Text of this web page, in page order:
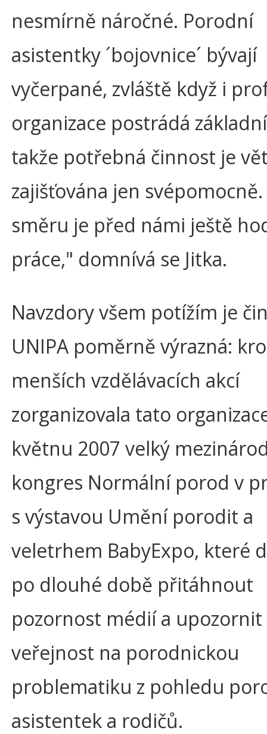
nesmírně náročné. Porodní
asistentky ´bojovnice´ bývají
vyčerpané, zvláště když i
organizace postrádá
takže potřebná činnost je
zajišťována jen
směru je před námi ještě
práce," domnívá se Jitka.
Navzdory všem potížím je
UNIPA poměrně výrazná:
menších vzdělávacích akcí
zorganizovala tato
květnu 2007 velký
kongres Normální porod v
s výstavou Umění porodit a
veletrhem BabyExpo, které
po dlouhé době přitáhnout
pozornost médií a upozornit
veřejnost na porodnickou
problematiku z pohledu
asistentek a rodičů.